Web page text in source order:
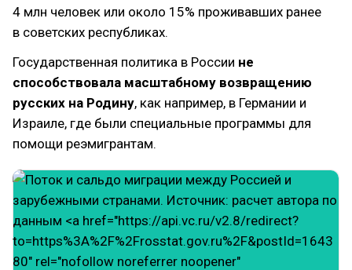
4 млн человек или около 15% проживавших ранее
в советских республиках.
Государственная политика в России не
способствовала масштабному возвращению
русских на Родину, как например, в Германии и
Израиле, где были специальные программы для
помощи реэмигрантам.